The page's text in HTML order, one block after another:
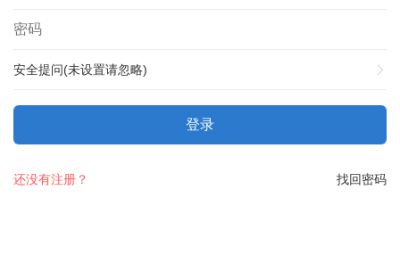
安全提问(未设置请忽略)
登录
找回密码
还没有注册？